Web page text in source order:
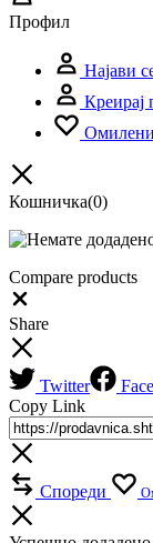
Профил
Најави
Креирај
Омилени
Кошничка(0)
Compare products
Share
Twitter
Copy Link
Спореди